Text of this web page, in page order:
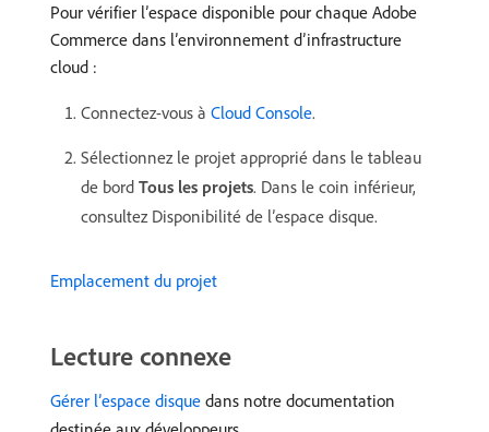
Pour vérifier l’espace disponible pour chaque Adobe
Commerce dans l’environnement d’infrastructure
cloud :
Connectez-vous à Cloud Console.
Sélectionnez le projet approprié dans le tableau
de bord Tous les projets. Dans le coin inférieur,
consultez Disponibilité de l’espace disque.
Emplacement du projet
Lecture connexe
Gérer l’espace disque dans notre documentation